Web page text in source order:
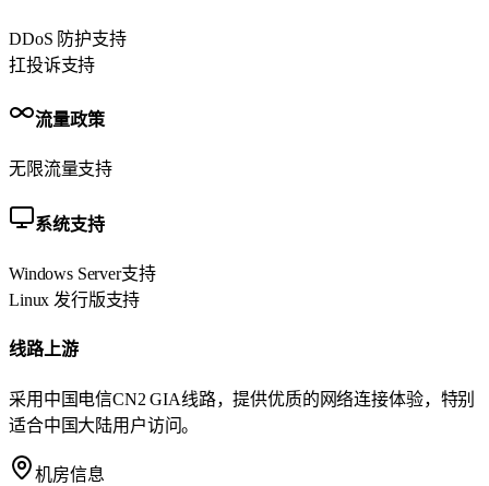
DDoS 防护支持
扛投诉支持
流量政策
无限流量支持
系统支持
Windows Server支持
Linux 发行版支持
线路上游
采用中国电信CN2 GIA线路，提供优质的网络连接体验，特别
适合中国大陆用户访问。
机房信息